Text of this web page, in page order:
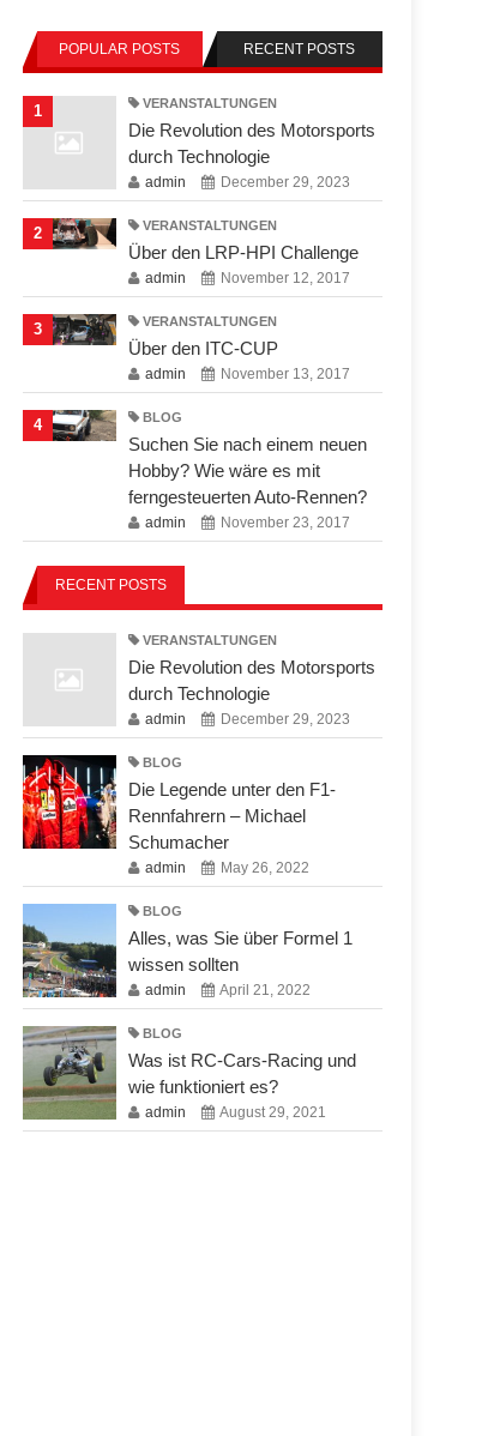
POPULAR POSTS RECENT POSTS
1 VERANSTALTUNGEN
Die Revolution des Motorsports
durch Technologie
admin December 29, 2023
2 VERANSTALTUNGEN
Über den LRP-HPI Challenge
admin November 12, 2017
3 VERANSTALTUNGEN
Über den ITC-CUP
admin November 13, 2017
4 BLOG
Suchen Sie nach einem neuen
Hobby? Wie wäre es mit
ferngesteuerten Auto-Rennen?
admin November 23, 2017
RECENT POSTS
VERANSTALTUNGEN
Die Revolution des Motorsports
durch Technologie
admin December 29, 2023
BLOG
Die Legende unter den F1-
Rennfahrern – Michael
Schumacher
admin May 26, 2022
BLOG
Alles, was Sie über Formel 1
wissen sollten
admin April 21, 2022
BLOG
Was ist RC-Cars-Racing und
wie funktioniert es?
admin August 29, 2021